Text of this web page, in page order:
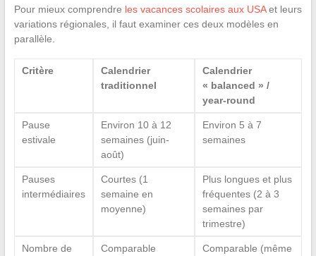
Pour mieux comprendre les vacances scolaires aux USAet leurs
variations régionales, il faut examiner ces deux modèles en
parallèle.
Critère
Calendrier
traditionnel
Calendrier
« balanced » /
year-round
Pause
estivale
Environ 10 à 12
semaines (juin-
août)
Environ 5 à 7
semaines
Pauses
intermédiaires
Courtes (1
semaine en
moyenne)
Plus longues et plus
fréquentes (2 à 3
semaines par
trimestre)
Nombre de
Comparable
Comparable (même